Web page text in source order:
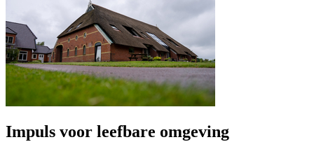
Impuls voor leefbare omgeving